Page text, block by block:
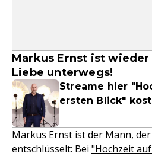
Markus Ernst ist
Liebe unterwegs!
Streame hier
ersten Blick"
Markus Ernst ist der Mann,
entschlüsselt: Bei "Hochzeit